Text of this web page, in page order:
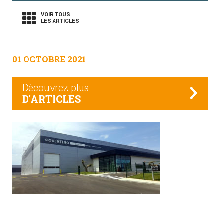
VOIR TOUS
LES ARTICLES
01 OCTOBRE 2021
Découvrez plus
D'ARTICLES